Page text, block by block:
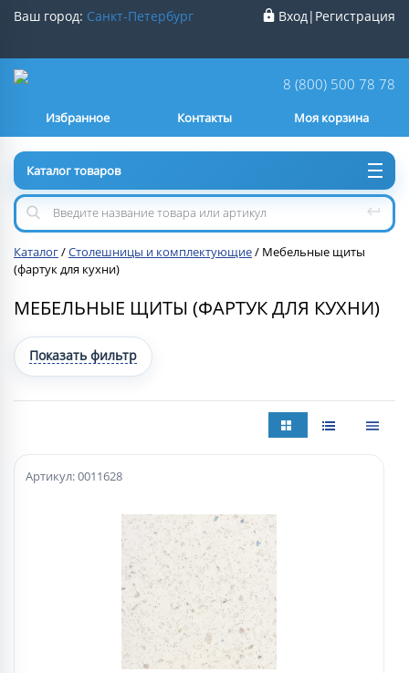
Ваш город: Санкт-Петербург
Нет
Вход| Регистрация
8 (800) 500 78 78
Контакты
Избранное Моя корзина
Каталог товаров
Каталог/Столешницы и комплектующие/ Мебельные щиты
(фартук для кухни)
МЕБЕЛЬНЫЕ ЩИТЫ (ФАРТУК ДЛЯ КУХНИ)
Показать фильтр
Артикул: 0011628